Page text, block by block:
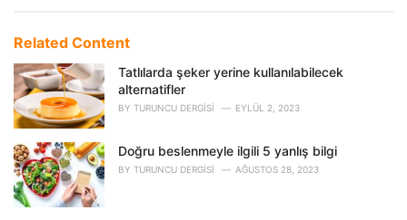
e
o
r
i
e
:
Related Content
Tatlılarda şeker yerine kullanılabilecek
alternatifler
BY TURUNCU DERGISI EYLÜL 2, 2023
Doğru beslenmeyle ilgili 5 yanlış bilgi
BY TURUNCU DERGISI AĞUSTOS 28, 2023